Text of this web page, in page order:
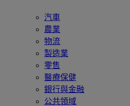
汽車
農業
物流
製造業
零售
醫療保健
銀行與金融
公共領域